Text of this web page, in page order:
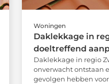
Woningen
Daklekkage in
doeltreffend
Daklekkage in regio
onverwacht ontstaan
gevolgen hebben